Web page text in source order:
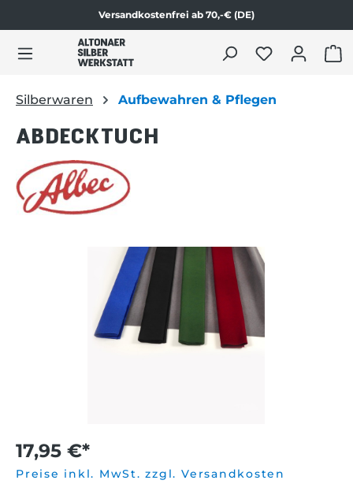
Zum Produktinhalt springen
Versandkostenfrei ab 70,-€ (DE)
Silberwaren Aufbewahren & Pflegen
ABDECKTUCH
Bildergalerie überspringen
17,95 €*
Preise inkl. MwSt. zzgl. Versandkosten